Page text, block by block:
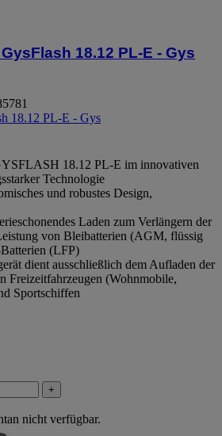
18.12 PL-E - Gys
18.12 PL-E - Gys
18.12 PL-E im innovativen
Technologie
und robustes Design,
Laden zum Verlängern der
von Bleibatterien (AGM, flüssig
(LFP)
dient ausschließlich dem Aufladen der
Freizeitfahrzeugen (Wohnmobile,
Sportschiffen
+
nicht verfügbar.